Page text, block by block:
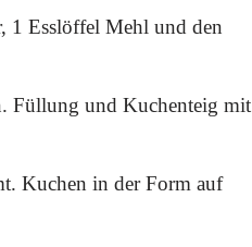
1 Esslöffel Mehl und den
Füllung und Kuchenteig mit
Kuchen in der Form auf